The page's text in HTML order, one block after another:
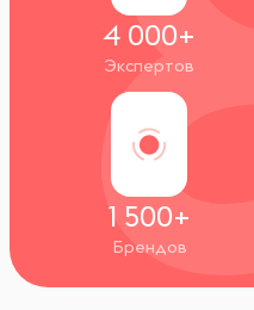
4 000+
Экспертов
1 500+
Брендов